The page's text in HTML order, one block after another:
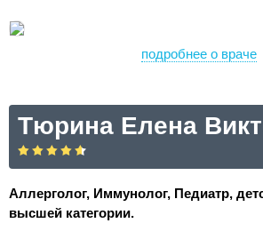
подробнее о враче
Тюрина Елена
Аллерголог, Иммунолог, Педиатр,
высшей категории.